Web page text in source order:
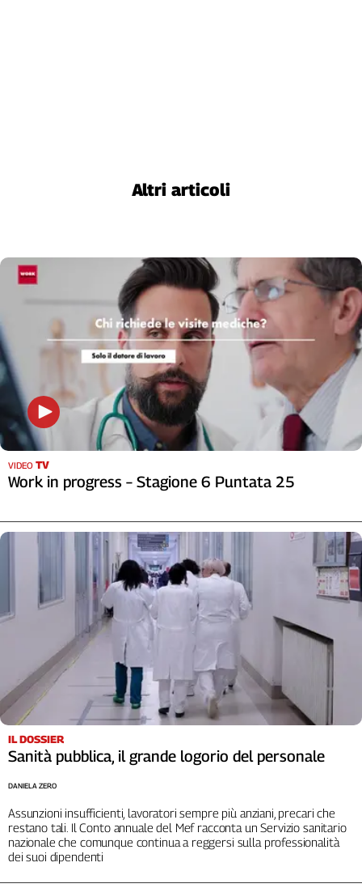
Archivio
Contatti
La
Newsletter
Social
Altri articoli
VIDEO TV
Work in progress – Stagione 6 Puntata 25
IL DOSSIER
Sanità pubblica, il grande logorio del personale
Assunzioni insufficienti, lavoratori sempre più anziani, precari che
restano tali. Il Conto annuale del Mef racconta un Servizio sanitario
nazionale che comunque continua a reggersi sulla professionalità
dei suoi dipendenti
DANIELA ZERO